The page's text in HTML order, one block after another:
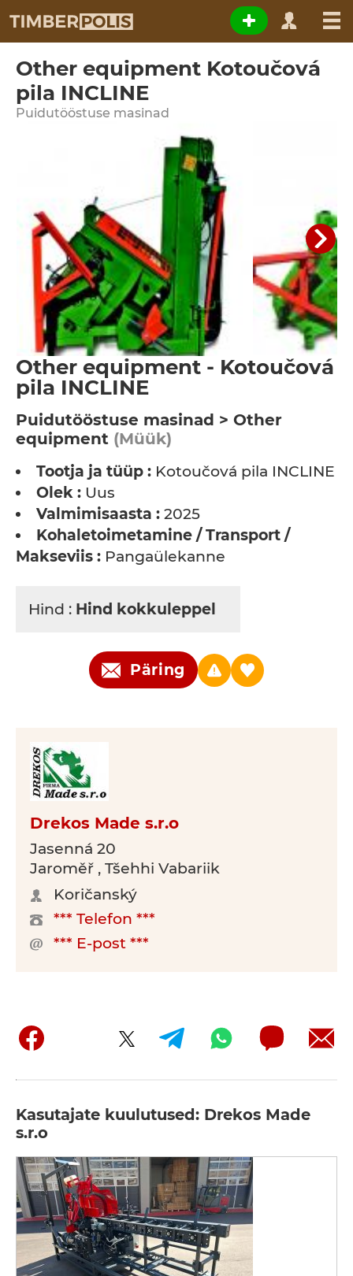
Other equipment Kotoučová
pila INCLINE
Puidutööstuse masinad
Other equipment - Kotoučová
pila INCLINE
Puidutööstuse masinad > Other
equipment (Müük)
Tootja ja tüüp : Kotoučová pila INCLINE
Olek : Uus
Valmimisaasta : 2025
Kohaletoimetamine / Transport /
Makseviis : Pangaülekanne
Hind : Hind kokkuleppel
Päring
Drekos Made s.r.o
Jasenná 20
Jaroměř , Tšehhi Vabariik
Koričanský
*** Telefon ***
*** E-post ***
Kasutajate kuulutused: Drekos Made
s.r.o